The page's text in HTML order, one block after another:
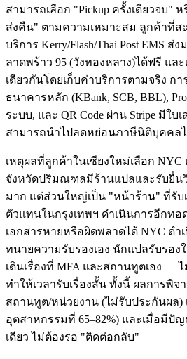
สามารถเลือก "Pickup ครั้งเดียวจบ" ห
ส่งคืน" ตามความเหมาะสม ลูกค้าที่ส
บริการ Kerry/Flash/Thai Post EMS
ลาดพร้าว 95 (วังทองหลาง)ได้ฟรี แล
เดียวกันโดยเก็บค่าบริการตามจริง ก
ธนาคารหลัก (KBank, SCB, BBL),
ระบบ, และ QR Code ผ่าน Stripe มีใ
สามารถนำไปลดหย่อนภาษีนิติบุคคล
เหตุผลที่ลูกค้าในเชียงใหม่เลือก
จังหวัดปริมณฑลมีร้านแปลและรับยื่น
มาก แต่ส่วนใหญ่เป็น "หน้าร้าน" ที่รับ
ตัวแทนในกรุงเทพฯ ดำเนินการอีกท
เอกสารหายหรือผิดพลาดได้ NYC ด
ทนายความรับรองเอง นักแปลรับรอง
เดินเรื่องที่ MFA และสถานทูตเอง —
ทำให้เวลารับเรื่องสั้น ทั้งนี้ ผลการพิ
สถานทูต/หน่วยงาน (ไม่รับประกันผล)
อุตสาหกรรมที่ 65–82%) และเมื่อมีปั
เดียว ไม่ต้องรอ "ติดต่อกลับ"